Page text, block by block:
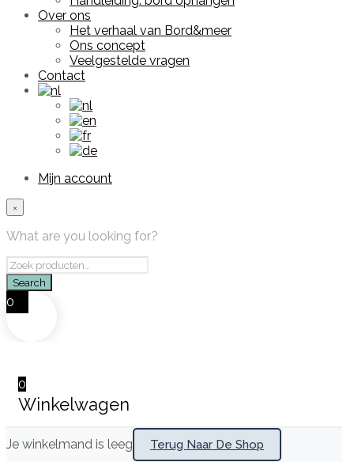
Over ons
Het verhaal van Bord&meer
Ons concept
Veelgestelde vragen
Contact
Mijn account
×
What are you looking for?
0
0
Winkelwagen
Je winkelmand is leeg Terug Naar De Shop